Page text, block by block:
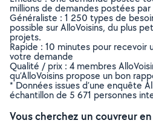
millions de demandes postées par
Généraliste : 1 250 types de
possible sur AlloVoisins, du plus
projets.
Rapide : 10 minutes pour recevoir
votre demande
Qualité / prix : 4 membres
qu’AlloVoisins propose un bon
* Données issues d’une enquête
échantillon de 5 671 personnes
Vous cherchez un couvreur